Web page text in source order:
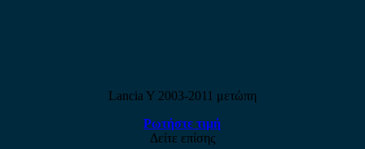
Lancia Y 2003-2011 μετώπη
Ρωτήστε τιμή
Δείτε επίσης